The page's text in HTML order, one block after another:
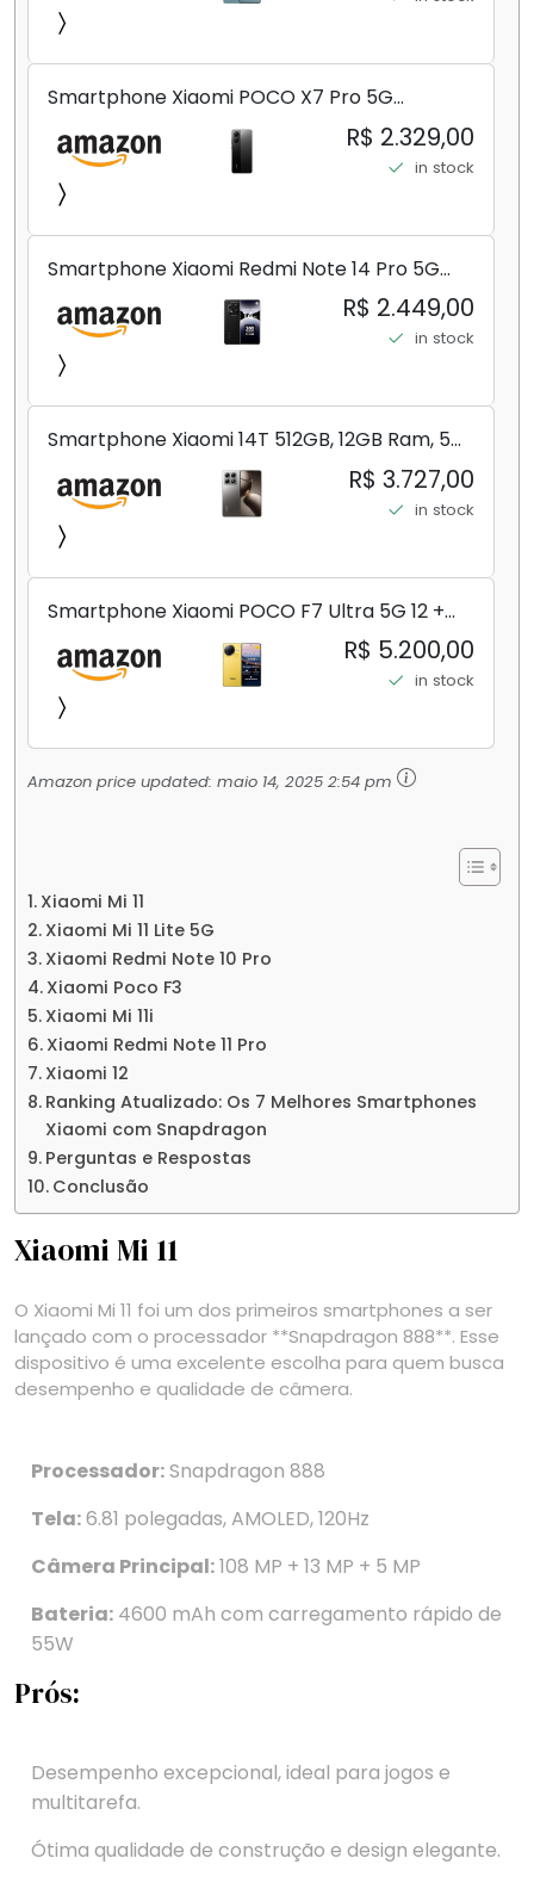
rápido) (Ocean Teal (ROM))
Smartphone Xiaomi POCO X7 Pro 5G
8+256GB/12+256GB/12+512GB
R$ 2.329,00
in stock
Smartphone Xiaomi Redmi Note 14 Pro 5G
Midnight Black (Preto) 12GB RAM 512GB ROM
NFC [ 24090RA29G ]
R$ 2.449,00
in stock
Smartphone Xiaomi 14T 512GB, 12GB Ram, 5G,
Leica, Cinza - no Brasil
R$ 3.727,00
in stock
Smartphone Xiaomi POCO F7 Ultra 5G 12 +
256GB/16+512GB Processador Snapdragon 8
Elite Top de Linha Chip VisionBoost D7 para
Jogos Pesados Tela Flow AMOLED 2K...
R$ 5.200,00
in stock
Amazon price updated: maio 14, 2025 2:54 pm
Xiaomi Mi 11
Xiaomi Mi 11 Lite 5G
Xiaomi Redmi Note 10 Pro
Xiaomi Poco F3
Xiaomi Mi 11i
Xiaomi Redmi Note 11 Pro
Xiaomi 12
Ranking Atualizado: Os 7 Melhores Smartphones
Xiaomi com Snapdragon
Perguntas e Respostas
Conclusão
Xiaomi Mi 11
O Xiaomi Mi 11 foi um dos primeiros smartphones a ser
lançado com o processador **Snapdragon 888**. Esse
dispositivo é uma excelente escolha para quem busca
desempenho e qualidade de câmera.
Processador:Snapdragon 888
Tela:6.81 polegadas, AMOLED, 120Hz
Câmera Principal:108 MP + 13 MP + 5 MP
Bateria: 4600 mAh com carregamento rápido de
55W
Prós:
Desempenho excepcional, ideal para jogos e
multitarefa.
Ótima qualidade de construção e design elegante.